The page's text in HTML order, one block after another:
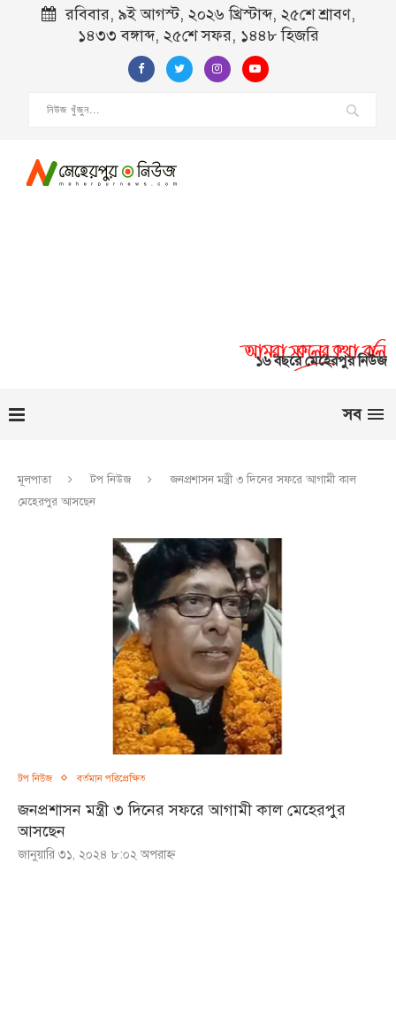
রবিবার, ৯ই আগস্ট, ২০২৬ খ্রিস্টাব্দ, ২৫শে শ্রাবণ,
১৪৩৩ বঙ্গাব্দ, ২৫শে সফর, ১৪৪৮ হিজরি
১৬ বছরে মেহেরপুর নিউজ
সব
মূলপাতা টপ নিউজ
জনপ্রশাসন মন্ত্রী ৩ দিনের সফরে আগামী কাল
মেহেরপুর আসছেন
টপ নিউজ বর্তমান পরিপ্রেক্ষিত
জনপ্রশাসন মন্ত্রী ৩ দিনের সফরে আগামী কাল মেহেরপুর
আসছেন
জানুয়ারি ৩১, ২০২৪ ৮:০২ অপরাহ্ণ